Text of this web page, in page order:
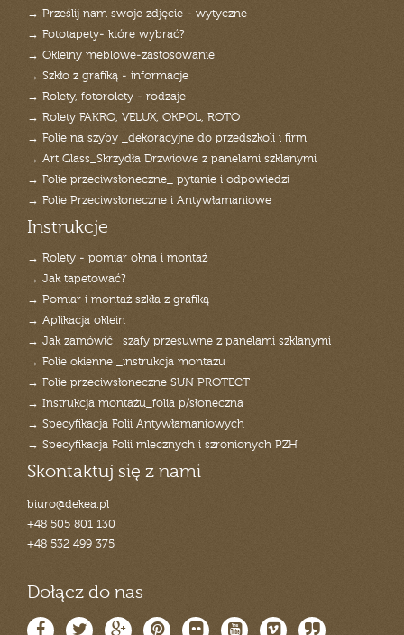
→ Prześlij nam swoje zdjęcie - wytyczne
→ Fototapety- które wybrać?
→ Okleiny meblowe-zastosowanie
→ Szkło z grafiką - informacje
→ Rolety, fotorolety - rodzaje
→ Rolety FAKRO, VELUX, OKPOL, ROTO
→ Folie na szyby _dekoracyjne do przedszkoli i firm
→ Art Glass_Skrzydła Drzwiowe z panelami szklanymi
→ Folie przeciwsłoneczne_ pytanie i odpowiedzi
→ Folie Przeciwsłoneczne i Antywłamaniowe
Instrukcje
→ Rolety - pomiar okna i montaż
→ Jak tapetować?
→ Pomiar i montaż szkła z grafiką
→ Aplikacja oklein
→ Jak zamówić _szafy przesuwne z panelami szklanymi
→ Folie okienne _instrukcja montażu
→ Folie przeciwsłoneczne SUN PROTECT
→ Instrukcja montażu_folia p/słoneczna
→ Specyfikacja Folii Antywłamaniowych
→ Specyfikacja Folii mlecznych i szronionych PZH
Skontaktuj się z nami
biuro@dekea.pl
+48 505 801 130
+48 532 499 375
Dołącz do nas